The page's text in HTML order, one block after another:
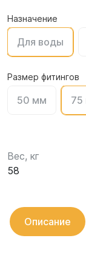
Назначение
Для воды
Размер фитингов
50 мм 75
Вес, кг
58
Описание